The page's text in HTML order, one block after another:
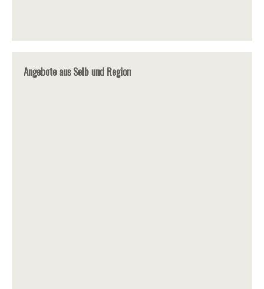
Angebote aus Selb und Region